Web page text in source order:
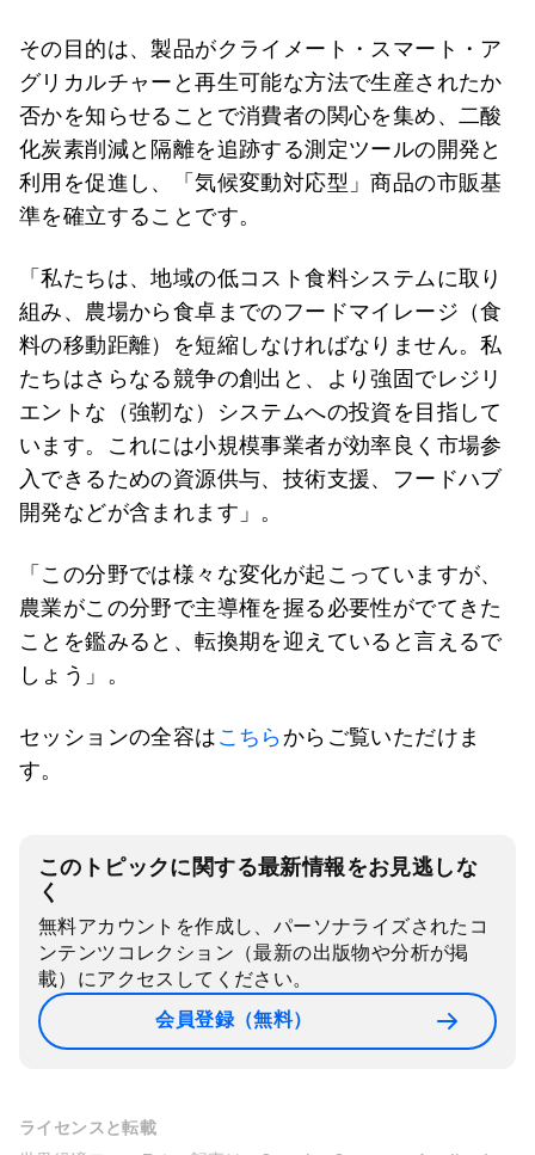
その目的は、製品がクライメート・スマート・ア
グリカルチャーと再生可能な方法で生産されたか
否かを知らせることで消費者の関心を集め、二酸
化炭素削減と隔離を追跡する測定ツールの開発と
利用を促進し、「気候変動対応型」商品の市販基
準を確立することです。
「私たちは、地域の低コスト食料システムに取り
組み、農場から食卓までのフードマイレージ（食
料の移動距離）を短縮しなければなりません。私
たちはさらなる競争の創出と、より強固でレジリ
エントな（強靭な）システムへの投資を目指して
います。これには小規模事業者が効率良く市場参
入できるための資源供与、技術支援、フードハブ
開発などが含まれます」。
「この分野では様々な変化が起こっていますが、
農業がこの分野で主導権を握る必要性がでてきた
ことを鑑みると、転換期を迎えていると言えるで
しょう」。
セッションの全容はこちらからご覧いただけま
す。
このトピックに関する最新情報をお見逃しな
く
無料アカウントを作成し、パーソナライズされたコ
ンテンツコレクション（最新の出版物や分析が掲
載）にアクセスしてください。
会員登録（無料）
ライセンスと転載